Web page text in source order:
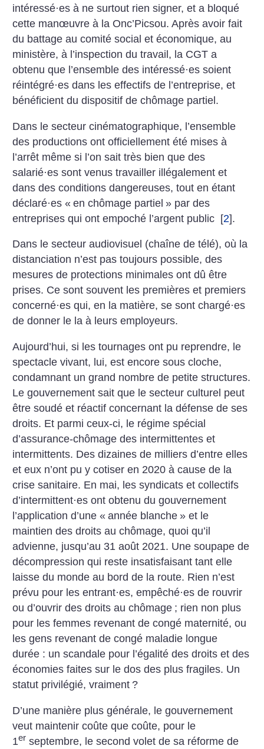
intéressé·es à ne surtout rien signer, et a bloqué
cette manœuvre à la Onc’Picsou. Après avoir fait
du battage au comité social et économique, au
ministère, à l’inspection du travail, la CGT a
obtenu que l’ensemble des intéressé·es soient
réintégré·es dans les effectifs de l’entreprise, et
bénéficient du dispositif de chômage partiel.
Dans le secteur cinématographique, l’ensemble
des productions ont officiellement été mises à
l’arrêt même si l’on sait très bien que des
salarié·es sont venus travailler illégalement et
dans des conditions dangereuses, tout en étant
déclaré·es « en chômage partiel » par des
entreprises qui ont empoché l’argent public [2].
Dans le secteur audiovisuel (chaîne de télé), où la
distanciation n’est pas toujours possible, des
mesures de protections minimales ont dû être
prises. Ce sont souvent les premières et premiers
concerné·es qui, en la matière, se sont chargé·es
de donner le la à leurs employeurs.
Aujourd’hui, si les tournages ont pu reprendre, le
spectacle vivant, lui, est encore sous cloche,
condamnant un grand nombre de petite structures.
Le gouvernement sait que le secteur culturel peut
être soudé et réactif concernant la défense de ses
droits. Et parmi ceux-ci, le régime spécial
d’assurance-chômage des intermittentes et
intermittents. Des dizaines de milliers d’entre elles
et eux n’ont pu y cotiser en 2020 à cause de la
crise sanitaire. En mai, les syndicats et collectifs
d’intermittent·es ont obtenu du gouvernement
l’application d’une « année blanche » et le
maintien des droits au chômage, quoi qu’il
advienne, jusqu’au 31 août 2021. Une soupape de
décompression qui reste insatisfaisant tant elle
laisse du monde au bord de la route. Rien n’est
prévu pour les entrant·es, empêché·es de rouvrir
ou d’ouvrir des droits au chômage ; rien non plus
pour les femmes revenant de congé maternité, ou
les gens revenant de congé maladie longue
durée : un scandale pour l’égalité des droits et des
économies faites sur le dos des plus fragiles. Un
statut privilégié, vraiment ?
D’une manière plus générale, le gouvernement
veut maintenir coûte que coûte, pour le
1er septembre, le second volet de sa réforme de